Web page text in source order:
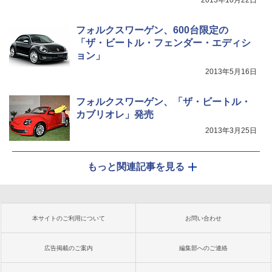
フォルクスワーゲン、600台限定の
「ザ・ビートル・フェンダー・エディシ
ョン」
2013年5月16日
フォルクスワーゲン、「ザ・ビートル・
カブリオレ」発売
2013年3月25日
もっと関連記事を見る
本サイトのご利用について お問い合わせ
広告掲載のご案内 編集部へのご連絡